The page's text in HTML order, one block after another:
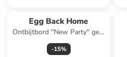
Egg Back Home
Ontbijtbord ''New Party'' geel
- Ø 22 cm
-15%